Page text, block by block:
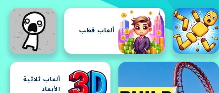
ألعاب قطب
ألعاب ثلاثية
الأبعاد